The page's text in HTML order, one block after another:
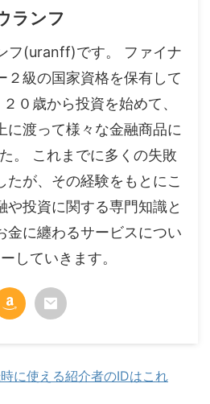
ランフ
フ(uranff)です。 ファイナ
２級の国家資格を保有して
０歳から投資を始めて、
に渡って様々な金融商品に
。 これまでに多くの失敗
たが、その経験をもとにこ
や投資に関する専門知識と
金に纏わるサービスについ
していきます。
に使える紹介者のIDはこれ